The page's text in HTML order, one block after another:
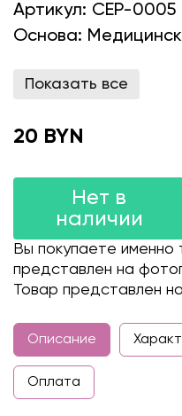
Артикул: CEP-0005
Основа:
Показать все
20 BYN
Нет в
наличии
Вы покупаете именно
представлен на
Товар представлен
Описание
Оплата